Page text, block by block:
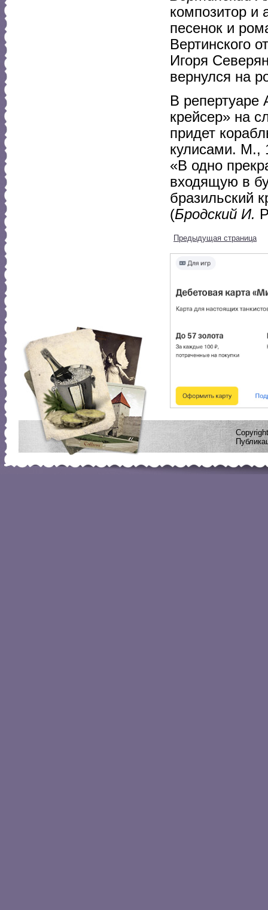
композитор и
песенок и
Вертинского
Игоря
вернулся на
В репертуаре
крейсер» на
придет
кулисами. М.,
«В одно
входящую в
бразильский
(Бродский И.
Предыдущая страница